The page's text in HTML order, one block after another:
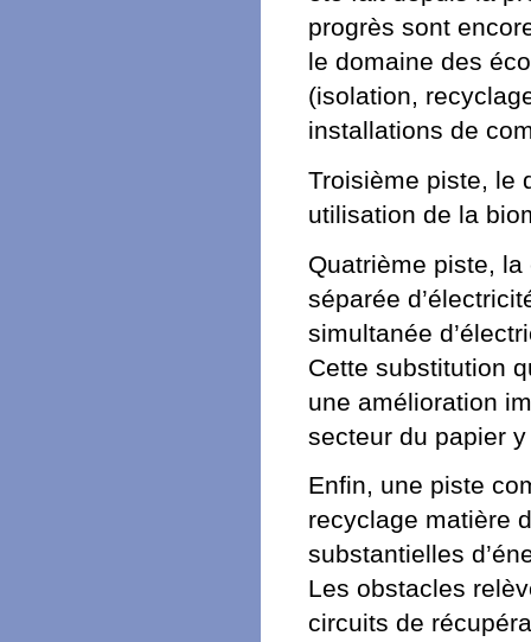
progrès sont
le domaine des
(isolation,
installations de
Troisième piste, le
utilisation de la
Quatrième piste,
séparée
simultanée
Cette substitution
une amélioration
secteur du papier
Enfin, une piste
recyclage matière
substantielles
Les obstacles
circuits de